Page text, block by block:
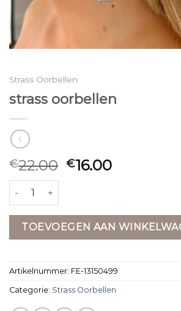
Strass Oorbellen
strass oorbellen
€22.00 €16.00
strass oorbellen aantal
TOEVOEGEN AAN
Artikelnummer: FE-13150499
Categorie: Strass Oorbellen